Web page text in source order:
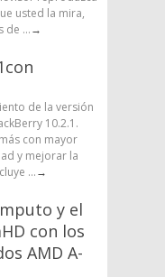
usted la mira,
de ...→
de la versión
10.2.1.
con mayor
y mejorar la
...→
y el
con los
AMD A-